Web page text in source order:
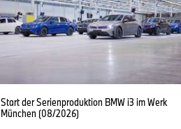
Start der Serienproduktion BMW i3 im Werk
München (08/2026)